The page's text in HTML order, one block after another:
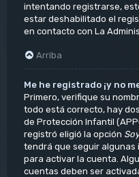
intentando registrarse,
estar deshabilitado el
en contacto con La
Arriba
Me he registrado ¡y no
Primero, verifique su
todo está correcto, hay
de Protección Infantil
registró eligió la opción
tendrá que seguir algunas
para activar la cuenta.
cuentas deben ser